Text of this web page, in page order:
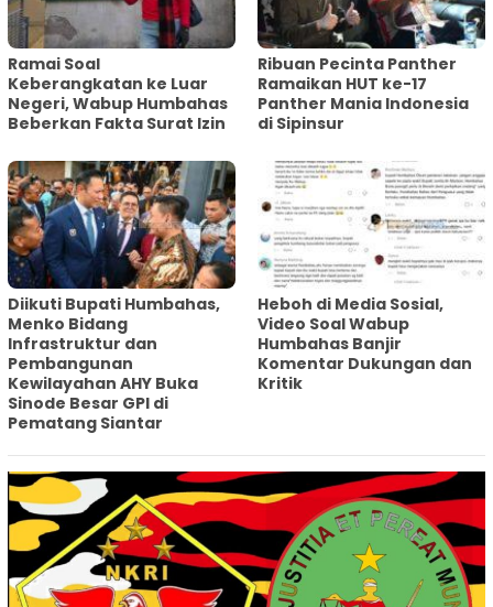
Ramai Soal
Keberangkatan ke Luar
Negeri, Wabup Humbahas
Beberkan Fakta Surat Izin
Ribuan Pecinta Panther
Ramaikan HUT ke-17
Panther Mania Indonesia
di Sipinsur
Diikuti Bupati Humbahas,
Menko Bidang
Infrastruktur dan
Pembangunan
Kewilayahan AHY Buka
Sinode Besar GPI di
Pematang Siantar
Heboh di Media Sosial,
Video Soal Wabup
Humbahas Banjir
Komentar Dukungan dan
Kritik